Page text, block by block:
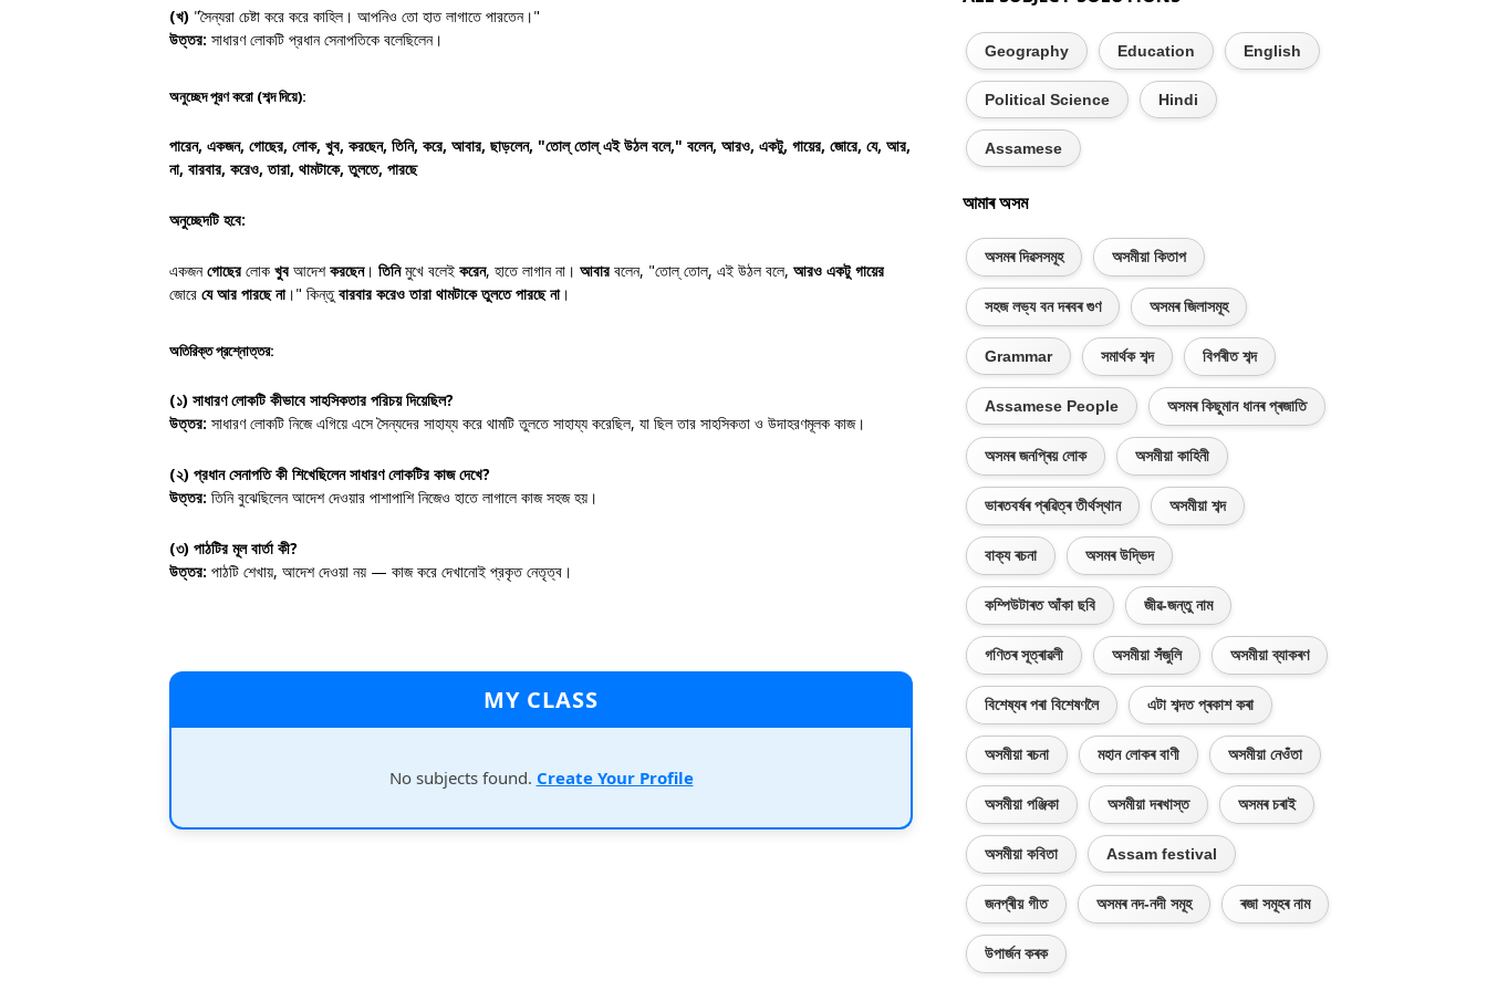
(খ) "সৈন্যরা চেষ্টা করে করে কাহিল। আপনিও তো হাত লাগাতে পারতেন।"
উত্তর: সাধারণ লোকটি প্রধান সেনাপতিকে বলেছিলেন।
অনুচ্ছেদ পূরণ করো (শব্দ দিয়ে):
পারেন, একজন, গোছের, লোক, খুব, করছেন, তিনি, করে, আবার, ছাড়লেন, "তোল্ তোল্ এই উঠল বলে," বলেন, আরও, একটু, গায়ের, জোরে, যে, আর,
না, বারবার, করেও, তারা, থামটাকে, তুলতে, পারছে
অনুচ্ছেদটি হবে:
একজনগোছেরলোক খুবআদেশকরছেন। তিনিমুখে বলেই করেন, হাতে লাগান না। আবারবলেন, "তোল্ তোল্, এই উঠল বলে, আরও একটু গায়ের
জোরে যে আর পারছে না।" কিন্তুবারবার করেও তারা থামটাকে তুলতে পারছে না।
অতিরিক্ত প্রশ্নোত্তর:
(১) সাধারণ লোকটি কীভাবে সাহসিকতার পরিচয় দিয়েছিল?
উত্তর: সাধারণ লোকটি নিজে এগিয়ে এসে সৈন্যদের সাহায্য করে থামটি তুলতে সাহায্য করেছিল, যা ছিল তার সাহসিকতা ও উদাহরণমূলক কাজ।
(২) প্রধান সেনাপতি কী শিখেছিলেন সাধারণ লোকটির কাজ দেখে?
উত্তর: তিনি বুঝেছিলেন আদেশ দেওয়ার পাশাপাশি নিজেও হাতে লাগালে কাজ সহজ হয়।
(৩) পাঠটির মূল বার্তা কী?
উত্তর: পাঠটি শেখায়, আদেশ দেওয়া নয় — কাজ করে দেখানোই প্রকৃত নেতৃত্ব।
MY CLASS
No subjects found. Create Your Profile
Geography Education English
Political Science Hindi
Assamese
আমাৰ অসম
অসমৰ দিৱসসমূহ অসমীয়া কিতাপ
সহজ লভ্য বন দৰবৰ গুণ অসমৰ জিলাসমূহ
Grammar সমাৰ্থক শব্দ বিপৰীত শব্দ
Assamese People অসমৰ কিছুমান ধানৰ প্ৰজাতি
অসমৰ জনপ্ৰিয় লোক অসমীয়া কাহিনী
ভাৰতবৰ্ষৰ প্ৰৱিত্ৰ তীৰ্থস্থান অসমীয়া শব্দ
বাক্য ৰচনা অসমৰ উদ্ভিদ
কম্পিউটাৰত আঁকা ছবি জীৱ-জন্তু নাম
গণিতৰ সূত্ৰাৱলী অসমীয়া সঁজুলি অসমীয়া ব্যাকৰণ
বিশেষ্যৰ পৰা বিশেষণলৈ এটা শব্দত প্ৰকাশ কৰা
অসমীয়া ৰচনা মহান লোকৰ বাণী অসমীয়া নেওঁতা
অসমীয়া পঞ্জিকা অসমীয়া দৰখাস্ত অসমৰ চৰাই
অসমীয়া কবিতা Assam festival
জনপ্ৰীয় গীত অসমৰ নদ-নদী সমূহ ৰজা সমূহৰ নাম
উপাৰ্জন কৰক